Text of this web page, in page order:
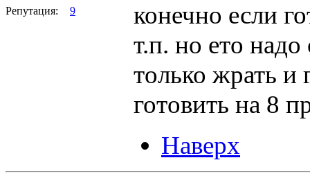
Репутация: 9
конечно если
т.п. но ето надо
только жрать и
готовить на 8
Наверх